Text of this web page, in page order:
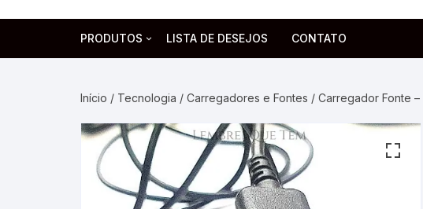
PRODUTOS
Headsets e Microfone
Cabos
Pilha. Bateria
Saúde
moda
Artesanato
Artigos para festa
LISTA DE DESEJOS CONTATO
Início / Tecnologia / Carregadores e Fontes / Carregador Fonte –